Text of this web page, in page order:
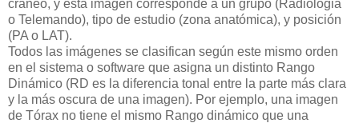
cráneo, y esta imagen corresponde a un grupo (Radiologia
o Telemando), tipo de estudio (zona anatómica), y posición
(PA o LAT).
Todos las imágenes se clasifican según este mismo orden
en el sistema o software que asigna un distinto Rango
Dinámico (RD es la diferencia tonal entre la parte más clara
y la más oscura de una imagen). Por ejemplo, una imagen
de Tórax no tiene el mismo Rango dinámico que una